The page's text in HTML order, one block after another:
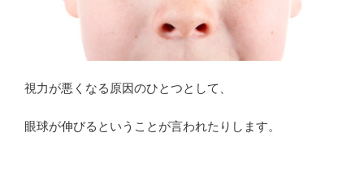
視力が悪くなる原因のひとつとして、
眼球が伸びるということが言われたりします。